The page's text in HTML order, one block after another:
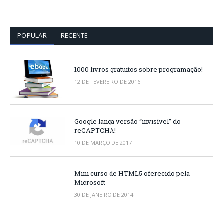
POPULAR RECENTE
1000 livros gratuitos sobre programação!
12 DE FEVEREIRO DE 2016
Google lança versão “invisível” do
reCAPTCHA!
10 DE MARÇO DE 2017
Mini curso de HTML5 oferecido pela
Microsoft
30 DE JANEIRO DE 2014